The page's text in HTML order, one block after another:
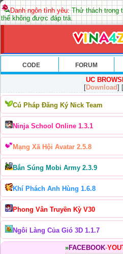
Danh ngôn tình yêu:Thử thách trong
thể không được đáp trả.
CODE FORUM
UC
[Download] [
Cú Pháp Đăng Ký Nick Team
Ninja School Online 1.3.1
Mạng Xã Hội Avatar 2.5.8
Bắn Súng Mobi Army 2.3.9
Khí Phách Anh Hùng 1.6.8
Phong Vân Truyền Kỳ V30
Ngôi Làng Của Gió 3D 1.1.7
»FACEBOOK-